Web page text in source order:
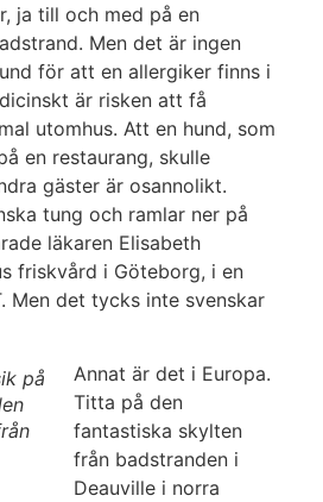
ja till och med på en
Men det är ingen
för att en allergiker finns i
är risken att få
utomhus. Att en hund, som
en restaurang, skulle
gäster är osannolikt.
tung och ramlar ner på
läkaren Elisabeth
friskvård i Göteborg, i en
Men det tycks inte svenskar
på
Annat är det i Europa.
Titta på den
fantastiska skylten
från badstranden i
Deauville i norra